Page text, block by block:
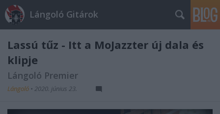
Lángoló Gitárok
Lassú tűz - Itt a MoJazzter új dala és
klipje
Lángoló Premier
Lángoló • 2020. június 23.